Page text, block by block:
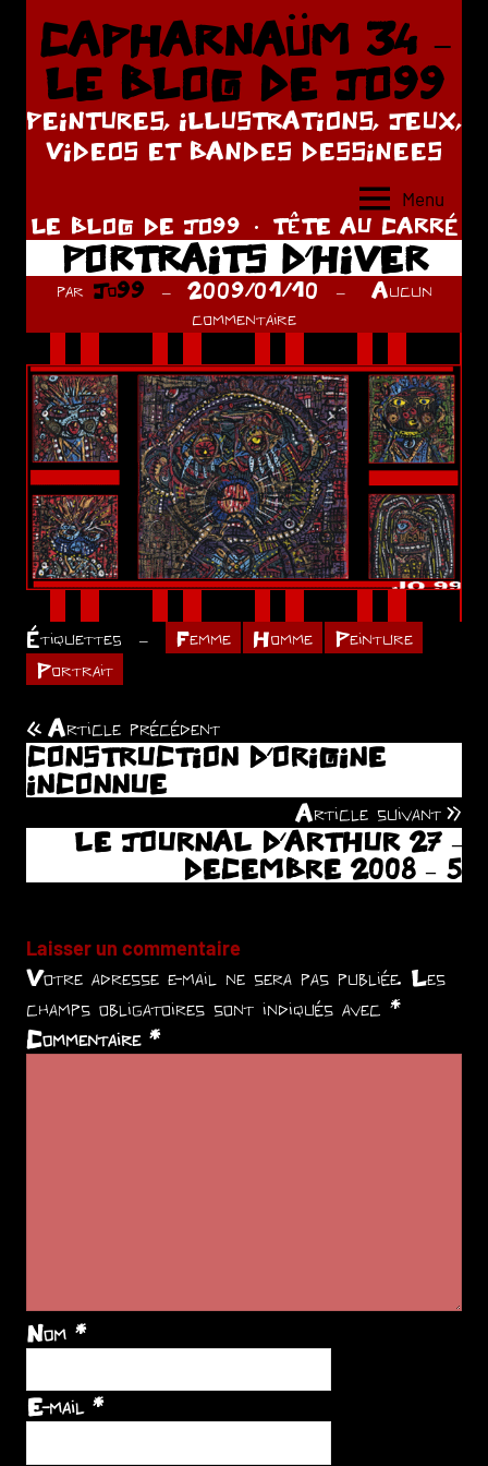
Aller
contenu
CAPHARNAÜM 34 –
LE BLOG DE JO99
PEINTURES, ILLUSTRATIONS, JEUX,
VIDEOS ET BANDES DESSINEES
Menu
LE BLOG DE JO99 TÊTE AU CARRÉ
PORTRAITS D’HIVER
par Jo99 2009/01/10
Aucun
commentaire
Étiquettes Femme Homme
Peinture
Portrait
Navigation
de
l’article
Article précédent
CONSTRUCTION D’ORIGINE
INCONNUE
Article suivant
LE JOURNAL D’ARTHUR 27 –
DECEMBRE 2008 – 5
Laisser un commentaire
Votre adresse e-mail ne sera pas publiée. Les
champs obligatoires sont indiqués avec *
Commentaire *
Nom *
E-mail *